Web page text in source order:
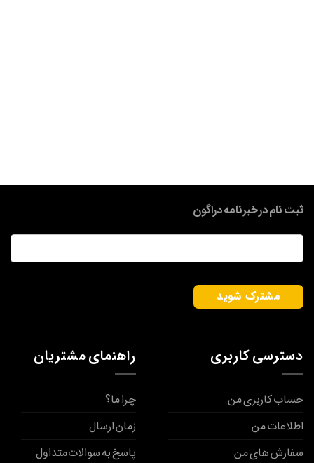
دسترسی کاربری
حساب کاربری من
اطلاعات من
سفارش های من
ثبت نام در خبرنامه دراگون
ایمیل*
راهنمای مشتریان
چرا ما؟
زمان ارسال
پاسخ به سوالات متداول